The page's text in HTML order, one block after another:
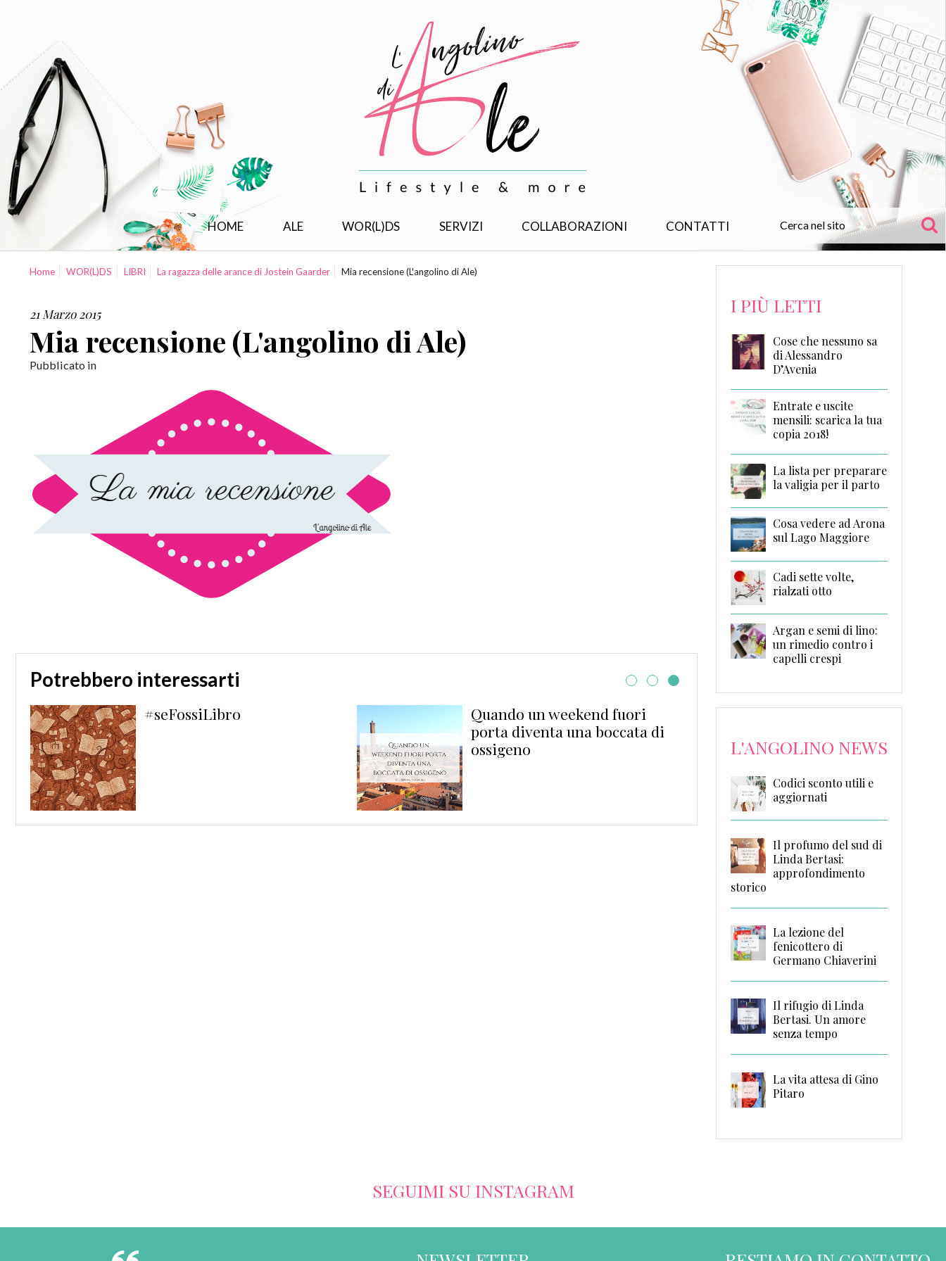
HOME ALE WOR(L)DS SERVIZI COLLABORAZIONI CONTATTI
Home WOR(L)DS LIBRI La ragazza delle arance di Jostein Gaarder Mia recensione (L'angolino di Ale)
21 Marzo 2015
Mia recensione (L'angolino di Ale)
Pubblicato in
Potrebbero interessarti
#seFossiLibro
Quando un weekend fuori
porta diventa una boccata di
ossigeno
La ragazza del 6E di
I PIÙ LETTI
Cose che nessuno sa
di Alessandro
D’Avenia
Entrate e uscite
mensili: scarica la tua
copia 2018!
La lista per preparare
la valigia per il parto
Cosa vedere ad Arona
sul Lago Maggiore
Cadi sette volte,
rialzati otto
Argan e semi di lino:
un rimedio contro i
capelli crespi
L'ANGOLINO NEWS
Codici sconto utili e
aggiornati
Il profumo del sud di
Linda Bertasi:
approfondimento
storico
La lezione del
fenicottero di
Germano Chiaverini
Il rifugio di Linda
Bertasi. Un amore
senza tempo
La vita attesa di Gino
Pitaro
SEGUIMI SU INSTAGRAM